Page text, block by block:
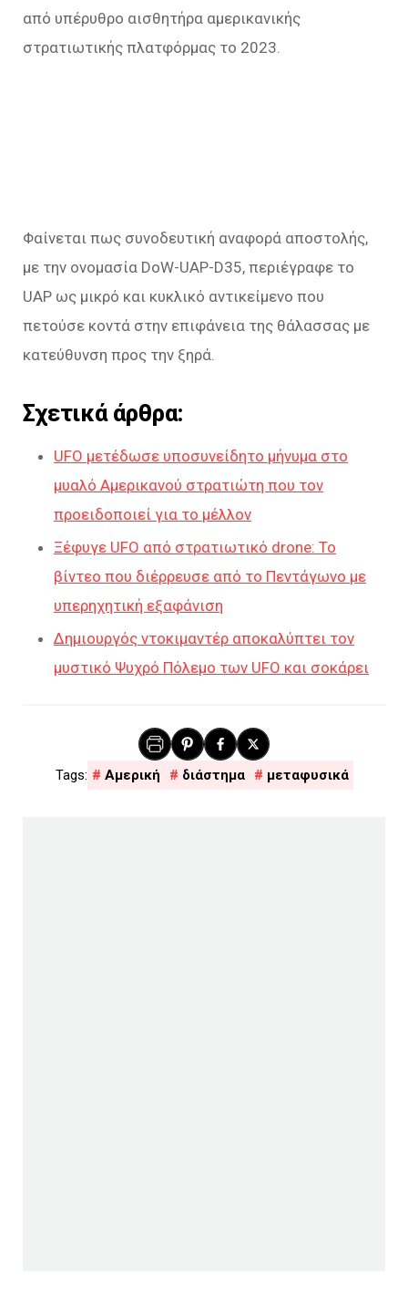
από υπέρυθρο αισθητήρα αμερικανικής
στρατιωτικής πλατφόρμας το 2023.
Φαίνεται πως συνοδευτική αναφορά αποστολής,
με την ονομασία DoW-UAP-D35, περιέγραφε το
UAP ως μικρό και κυκλικό αντικείμενο που
πετούσε κοντά στην επιφάνεια της θάλασσας με
κατεύθυνση προς την ξηρά.
Σχετικά άρθρα:
UFO μετέδωσε υποσυνείδητο μήνυμα στο
μυαλό Αμερικανού στρατιώτη που τον
προειδοποιεί για το μέλλον
Ξέφυγε UFO από στρατιωτικό drone: Το
βίντεο που διέρρευσε από το Πεντάγωνο με
υπερηχητική εξαφάνιση
Δημιουργός ντοκιμαντέρ αποκαλύπτει τον
μυστικό Ψυχρό Πόλεμο των UFO και σοκάρει
Αμερική διάστημα μεταφυσικά